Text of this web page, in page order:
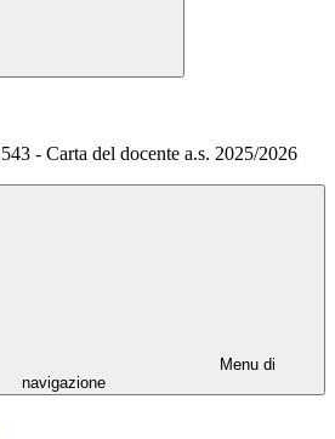
- Carta del docente a.s. 2025/2026
Menu di
navigazione